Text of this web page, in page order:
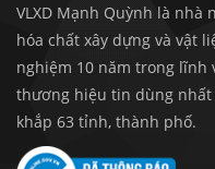
VLXD Mạnh Quỳnh là nhà
hóa chất xây dựng và vật
nghiệm 10 năm trong lĩnh
thương hiệu tin dùng
khắp 63 tỉnh, thành phố.